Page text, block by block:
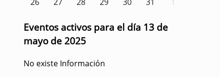
Eventos activos para el día 13 de
mayo de 2025
No existe Información